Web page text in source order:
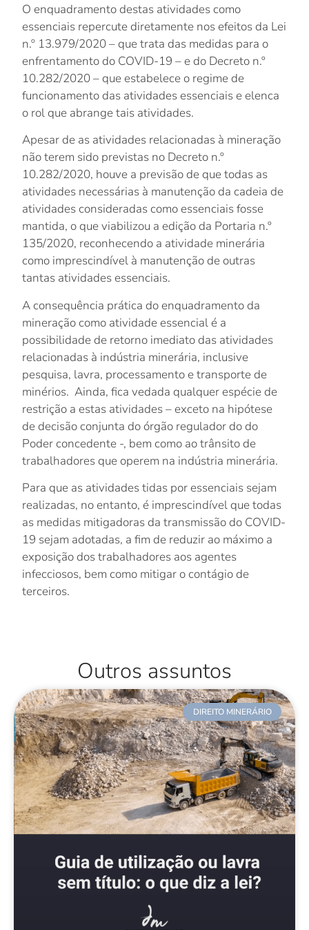
O enquadramento destas atividades como
essenciais repercute diretamente nos efeitos da Lei
n.º 13.979/2020 – que trata das medidas para o
enfrentamento do COVID-19 – e do Decreto n.º
10.282/2020 – que estabelece o regime de
funcionamento das atividades essenciais e elenca
o rol que abrange tais atividades.
Apesar de as atividades relacionadas à mineração
não terem sido previstas no Decreto n.º
10.282/2020, houve a previsão de que todas as
atividades necessárias à manutenção da cadeia de
atividades consideradas como essenciais fosse
mantida, o que viabilizou a edição da Portaria n.º
135/2020, reconhecendo a atividade minerária
como imprescindível à manutenção de outras
tantas atividades essenciais.
A consequência prática do enquadramento da
mineração como atividade essencial é a
possibilidade de retorno imediato das atividades
relacionadas à indústria minerária, inclusive
pesquisa, lavra, processamento e transporte de
minérios. Ainda, fica vedada qualquer espécie de
restrição a estas atividades – exceto na hipótese
de decisão conjunta do órgão regulador do do
Poder concedente -, bem como ao trânsito de
trabalhadores que operem na indústria minerária.
Para que as atividades tidas por essenciais sejam
realizadas, no entanto, é imprescindível que todas
as medidas mitigadoras da transmissão do COVID-
19 sejam adotadas, a fim de reduzir ao máximo a
exposição dos trabalhadores aos agentes
infecciosos, bem como mitigar o contágio de
terceiros.
Outros assuntos
DIREITO MINERÁRIO